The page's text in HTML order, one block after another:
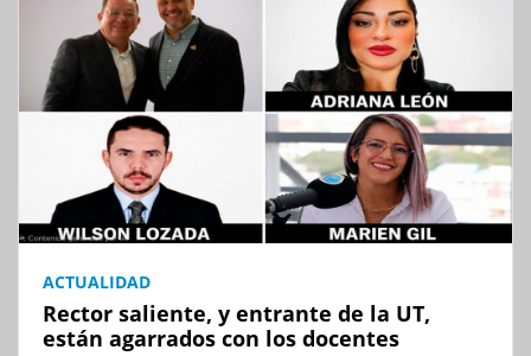
ACTUALIDAD
Rector saliente, y entrante de la UT,
están agarrados con los docentes